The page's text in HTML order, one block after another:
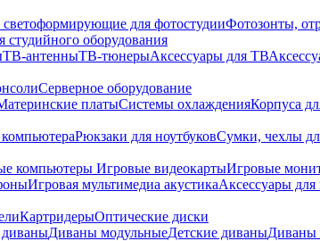
светоформирующие для фотостудииФотозонты,
оборудования
ТВ-антенныТВ-тюнерыАксессуары для ТВ
Серверное оборудование
платыСистемы охлажденияКорпуса
Рюкзаки для ноутбуковСумки, чехлы
компьютеры Игровые видеокартыИгровые
Игровая мультимедиа акустикаАксессуары для
КартридерыОптические диски
Диваны модульныеДетские диваныДиваны